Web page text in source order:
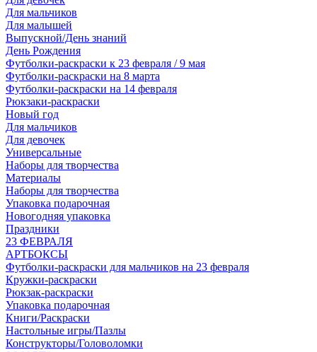
Для мальчиков
Для малышей
Выпускной/День знаний
День Рождения
Футболки-раскраски к 23 февраля / 9 мая
Футболки-раскраски на 8 марта
Футболки-раскраски на 14 февраля
Рюкзаки-раскраски
Новый год
Для мальчиков
Для девочек
Универсальные
Наборы для творчества
Материалы
Наборы для творчества
Упаковка подарочная
Новогодняя упаковка
Праздники
23 ФЕВРАЛЯ
АРТБОКСЫ
Футболки-раскраски для мальчиков на 23 февраля
Кружки-раскраски
Рюкзак-раскраски
Упаковка подарочная
Книги/Раскраски
Настольные игры/Пазлы
Конструкторы/Головоломки